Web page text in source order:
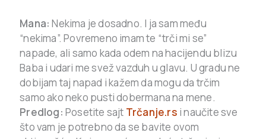
Mana: Nekima je dosadno. I ja sam među
“nekima”. Povremeno imam te “trči mi se”
napade, ali samo kada odem na hacijendu blizu
Baba i udari me svež vazduh u glavu. U gradu ne
dobijam taj napad i kažem da mogu da trčim
samo ako neko pusti dobermana na mene.
Predlog: Posetite sajt Trčanje.rs i naučite sve
što vam je potrebno da se bavite ovom